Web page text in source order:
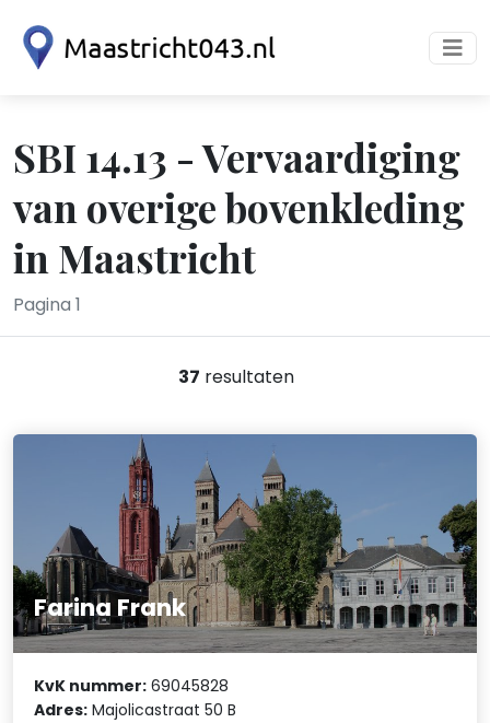
SBI 14.13 - Vervaardiging
van overige bovenkleding
in Maastricht
Pagina 1
37 resultaten
Farina Frank
KvK nummer: 69045828
Adres: Majolicastraat 50 B